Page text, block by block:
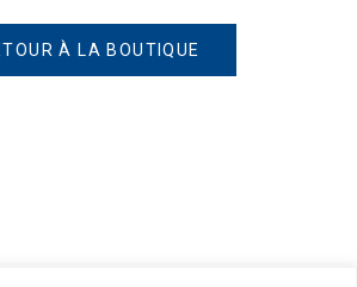
À LA BOUTIQUE